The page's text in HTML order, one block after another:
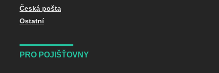
Česká pošta
Ostatní
PRO POJIŠŤOVNY